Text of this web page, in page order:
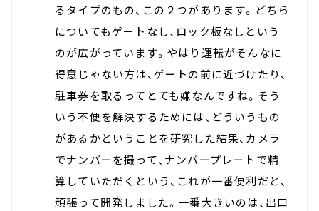
るタイプのもの、この２つがあります。どちら
についてもゲートなし、ロック板なしという
のが広がっています。やはり運転がそんなに
得意じゃない方は、ゲートの前に近づけたり、
駐車券を取るってとても嫌なんですね。そう
いう不便を解決するためには、どういうもの
があるかということを研究した結果、カメラ
でナンバーを撮って、ナンバープレートで精
算していただくという、これが一番便利だと、
頑張って開発しました。一番大きいのは、出口